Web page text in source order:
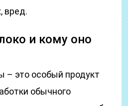
вред.
и кому оно
– это особый продукт
обычного